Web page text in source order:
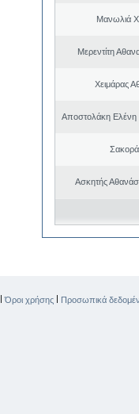
Μανωλιά
Μερεντίτη
Χειμάρας
Αποστολάκη Ελένη
Ασκητής
|Όροι χρήσης | Προσωπικά